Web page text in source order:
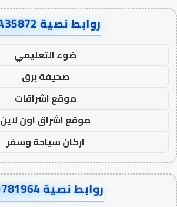
روابط نصية AA35872
ضوء التعليمي
صحيفة برق
موقع اشراقات
موقع اشراق اون لاين
اركان سياحة وسفر
روابط نصية FD781964